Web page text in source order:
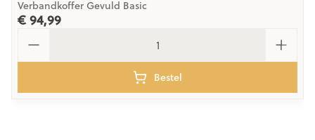
Verbandkoffer Gevuld Basic
€ 94,99
Bestel